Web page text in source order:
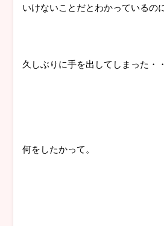
いけないことだとわかっているの
久しぶりに手を出してしまった・
何をしたかって。